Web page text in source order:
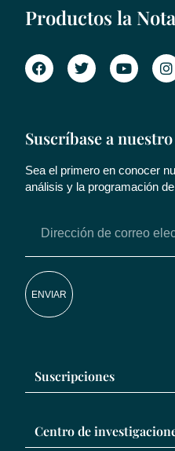
Productos la Nota
Suscríbase a
Sea el primero en conocer
análisis y la programación
ENVIAR
Suscripciones
Centro de